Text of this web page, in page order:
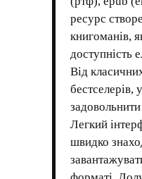
ресурс
книгоманів,
доступність
Від
Легкий
швидко